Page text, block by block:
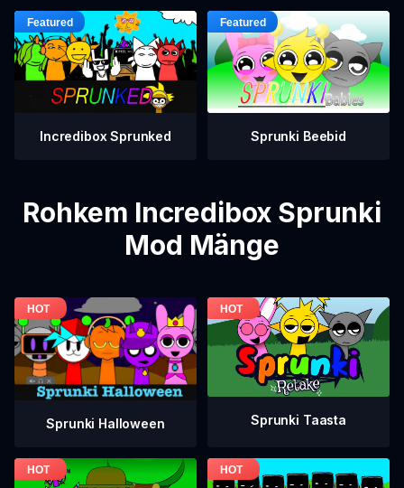
Incredibox Sprunked Sprunki Beebid
Rohkem Incredibox Sprunki
Mod Mänge
Sprunki Halloween Sprunki Taasta